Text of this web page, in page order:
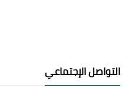
التواصل الإجتماعي